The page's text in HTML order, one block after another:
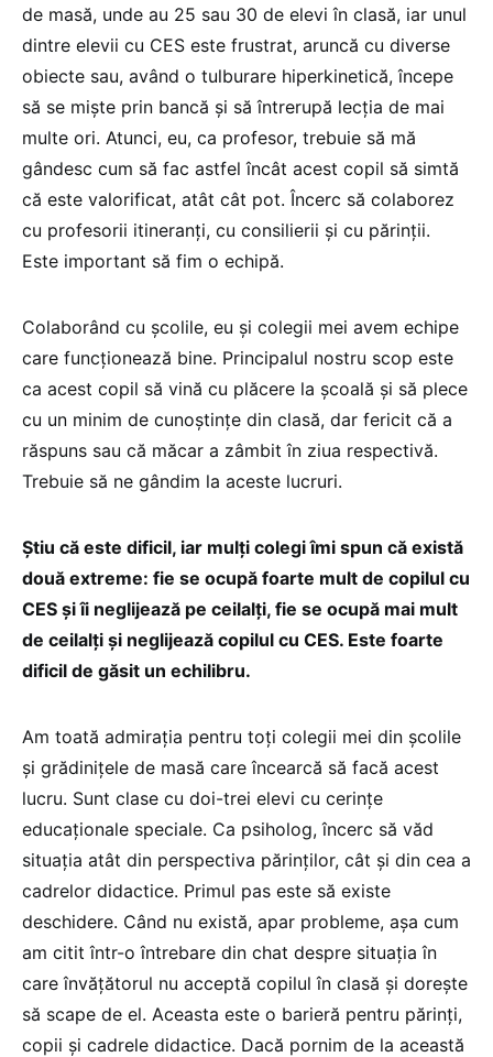
de masă, unde au 25 sau 30 de elevi în clasă, iar unul
dintre elevii cu CES este frustrat, aruncă cu diverse
obiecte sau, având o tulburare hiperkinetică, începe
să se miște prin bancă și să întrerupă lecția de mai
multe ori. Atunci, eu, ca profesor, trebuie să mă
gândesc cum să fac astfel încât acest copil să simtă
că este valorificat, atât cât pot. Încerc să colaborez
cu profesorii itineranți, cu consilierii și cu părinții.
Este important să fim o echipă.
Colaborând cu școlile, eu și colegii mei avem echipe
care funcționează bine. Principalul nostru scop este
ca acest copil să vină cu plăcere la școală și să plece
cu un minim de cunoștințe din clasă, dar fericit că a
răspuns sau că măcar a zâmbit în ziua respectivă.
Trebuie să ne gândim la aceste lucruri.
Știu că este dificil, iar mulți colegi îmi spun că există
două extreme: fie se ocupă foarte mult de copilul cu
CES și îi neglijează pe ceilalți, fie se ocupă mai mult
de ceilalți și neglijează copilul cu CES. Este foarte
dificil de găsit un echilibru.
Am toată admirația pentru toți colegii mei din școlile
și grădinițele de masă care încearcă să facă acest
lucru. Sunt clase cu doi-trei elevi cu cerințe
educaționale speciale. Ca psiholog, încerc să văd
situația atât din perspectiva părinților, cât și din cea a
cadrelor didactice. Primul pas este să existe
deschidere. Când nu există, apar probleme, așa cum
am citit într-o întrebare din chat despre situația în
care învățătorul nu acceptă copilul în clasă și dorește
să scape de el. Aceasta este o barieră pentru părinți,
copii și cadrele didactice. Dacă pornim de la această